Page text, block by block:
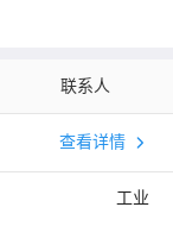
联系人
查看详情
工业